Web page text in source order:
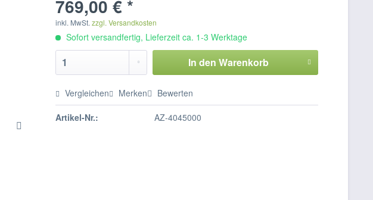
769,00 € *
inkl. MwSt.zzgl. Versandkosten
Sofort versandfertig, Lieferzeit ca. 1-3 Werktage
In den Warenkorb
Vergleichen Merken Bewerten
Artikel-Nr.: AZ-4045000